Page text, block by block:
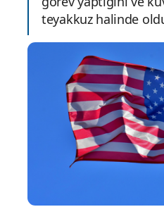
teyakkuz halinde